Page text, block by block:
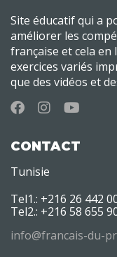
Site éducatif qui a
améliorer les
française et cela
exercices variés
que des vidéos et
CONTACT
Tunisie
Tel1.: +216 26 442
Tel2.: +216 58 655
info@francais-du-